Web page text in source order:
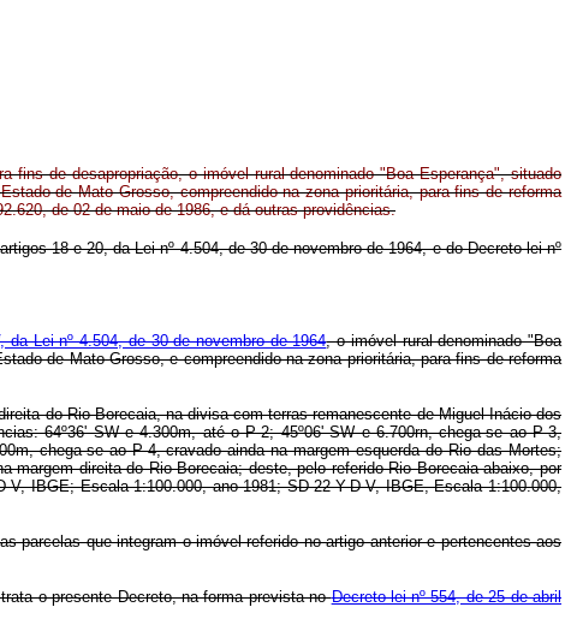
fins de desapropriação, o imóvel rural denominado "Boa Esperança", situado
de Mato Grosso, compreendido na zona prioritária, para fins de reforma
de 02 de maio de 1986, e dá outras providências.
18 e 20, da Lei nº 4.504, de 30 de novembro de 1964, e do Decreto-lei nº
da Lei nº 4.504, de 30 de novembro de 1964, o imóvel rural denominado "Boa
de Mato Grosso, e compreendido na zona prioritária, para fins de reforma
do Rio Borecaia, na divisa com terras remanescente de Miguel Inácio dos
64º36' SW e 4.300m, até o P-2; 45º06' SW e 6.700rn, chega-se ao P-3,
chega-se ao P-4, cravado ainda na margem esquerda do Rio das Mortes;
direita do Rio Borecaia; deste, pelo referido Rio Borecaia abaixo, por
IBGE; Escala 1:100.000, ano 1981; SD-22-Y-D-V, IBGE, Escala 1:100.000,
parcelas que integram o imóvel referido no artigo anterior e pertencentes aos
o presente Decreto, na forma prevista noDecreto-lei nº 554, de 25 de abril